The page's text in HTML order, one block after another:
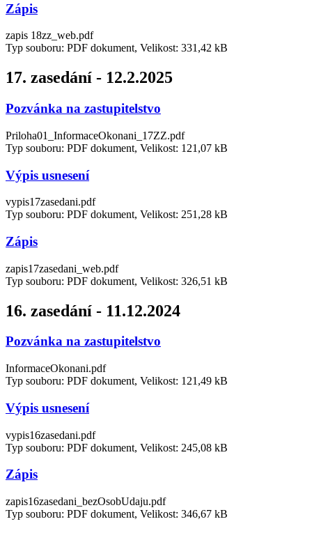
Zápis
zapis 18zz_web.pdf
Typ souboru: PDF dokument, Velikost: 331,42 kB
17. zasedání - 12.2.2025
Pozvánka na zastupitelstvo
Priloha01_InformaceOkonani_17ZZ.pdf
Typ souboru: PDF dokument, Velikost: 121,07 kB
Výpis usnesení
vypis17zasedani.pdf
Typ souboru: PDF dokument, Velikost: 251,28 kB
Zápis
zapis17zasedani_web.pdf
Typ souboru: PDF dokument, Velikost: 326,51 kB
16. zasedání - 11.12.2024
Pozvánka na zastupitelstvo
InformaceOkonani.pdf
Typ souboru: PDF dokument, Velikost: 121,49 kB
Výpis usnesení
vypis16zasedani.pdf
Typ souboru: PDF dokument, Velikost: 245,08 kB
Zápis
zapis16zasedani_bezOsobUdaju.pdf
Typ souboru: PDF dokument, Velikost: 346,67 kB